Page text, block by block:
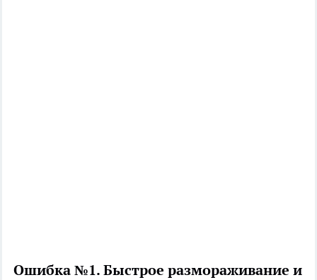
Ошибка №1. Быстрое размораживание и